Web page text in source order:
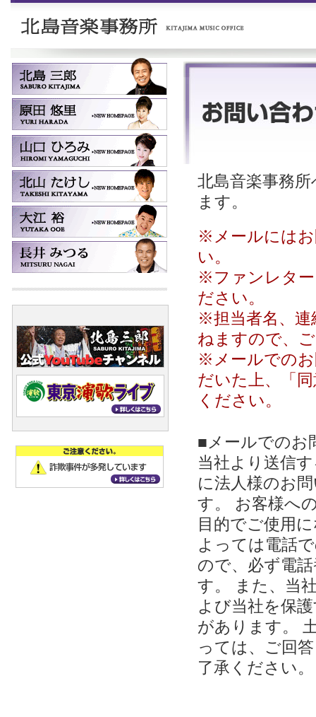
北島音楽事務
ます。
※メールにはお
い。
※ファンレター
ださい。
※担当者名、連
ねますので、
※メールでのお
だいた上、「
ください。
■メールでのお
当社より送信
に法人様のお
す。 お客様へ
目的でご使用
よっては電話
ので、必ず電
す。 また、当
よび当社を保
があります。
っては、ご回
了承ください。